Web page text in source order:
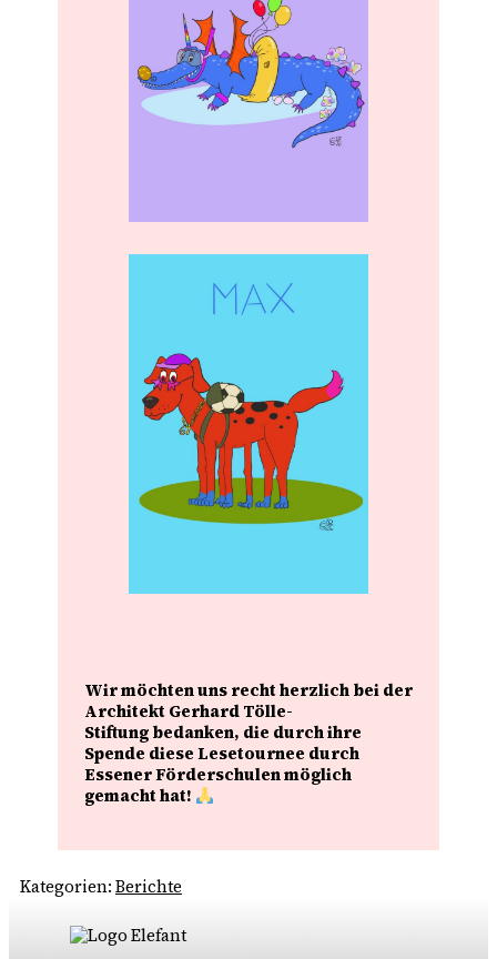
Wir möchten uns recht herzlich bei der
Architekt Gerhard Tölle-
Stiftung bedanken, die durch ihre
Spende diese Lesetournee durch
Essener Förderschulen möglich
gemacht hat!
Kategorien: Berichte